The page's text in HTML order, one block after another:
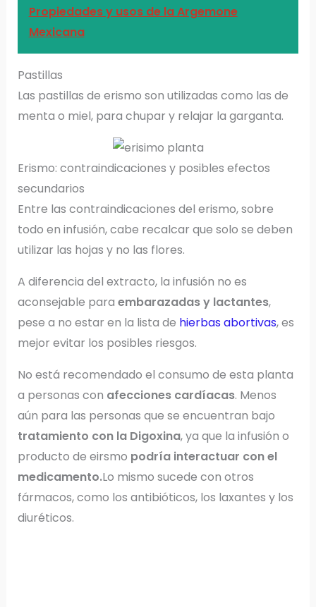
Propiedades y usos de la Argemone
Mexicana
Pastillas
Las pastillas de erismo son utilizadas como las de
menta o miel, para chupar y relajar la garganta.
Erismo: contraindicaciones y posibles efectos
secundarios
Entre las contraindicaciones del erismo, sobre
todo en infusión, cabe recalcar que solo se deben
utilizar las hojas y no las flores.
A diferencia del extracto, la infusión no es
aconsejable para embarazadas y lactantes,
pese a no estar en la lista de hierbas abortivas, es
mejor evitar los posibles riesgos.
No está recomendado el consumo de esta planta
a personas con afecciones cardíacas. Menos
aún para las personas que se encuentran bajo
tratamiento con la Digoxina, ya que la infusión o
producto de eirsmo podría interactuar con el
medicamento.Lo mismo sucede con otros
fármacos, como los antibióticos, los laxantes y los
diuréticos.